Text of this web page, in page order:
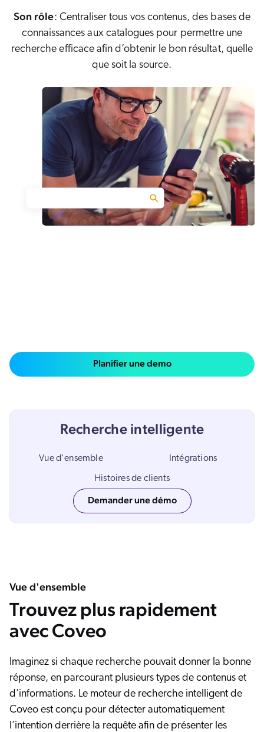
COMMERCE
MILIEU DE TRAVAIL
Sitecore
Optimizely
ServiceNow
communauté
des partenaires
gratuit
unifiée
Code Sandbox
de la pertinence
numériques et livres blancs
demande
360
Son rôle: Centraliser tous vos contenus, des bases de
connaissances aux catalogues pour permettre une
recherche efficace afin d’obtenir le bon résultat, quelle
que soit la source.
Planifier une demo
Recherche intelligente
Vue d'ensemble Intégrations
Histoires de clients
Demander une démo
Vue d'ensemble
Trouvez plus rapidement
avec Coveo
Imaginez si chaque recherche pouvait donner la bonne
réponse, en parcourant plusieurs types de contenus et
d’informations. Le moteur de recherche intelligent de
Coveo est conçu pour détecter automatiquement
l’intention derrière la requête afin de présenter les